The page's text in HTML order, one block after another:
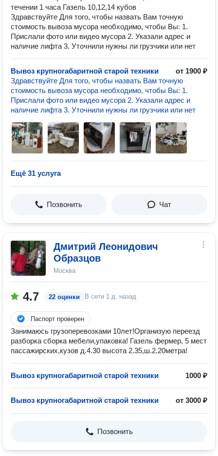
течении 1 часа Газель 10,12,14 кубов
Здравствуйте Для того, чтобы назвать Вам точную
стоимость вывоза мусора необходимо, чтобы Вы: 1.
Прислали фото или видео мусора 2. Указали адрес и
наличие лифта 3. Уточнили нужны ли грузчики или нет
Вывоз крупногабаритной старой техники
от 1900 ₽
Здравствуйте Для того, чтобы назвать Вам точную
стоимость вывоза мусора необходимо, чтобы Вы: 1.
Прислали фото или видео мусора 2. Указали адрес и
наличие лифта 3. Уточнили нужны ли грузчики или нет
Ещё 31 услуга
Позвонить Чат
Дмитрий Леонидович
Образцов
Москва
4.7 22 оценки В сети 1 д. назад
Паспорт проверен
Занимаюсь грузоперевозками 10лет!Организую переезд
разборка сборка мебели,упаковка! Газель фермер, 5 мест
пассажирских,кузов д.4.30 высота 2.35,ш.2.20метра!
Вывоз крупногабаритной старой техники 1000 ₽
Вывоз крупногабаритной старой техники от 3000 ₽
Позвонить